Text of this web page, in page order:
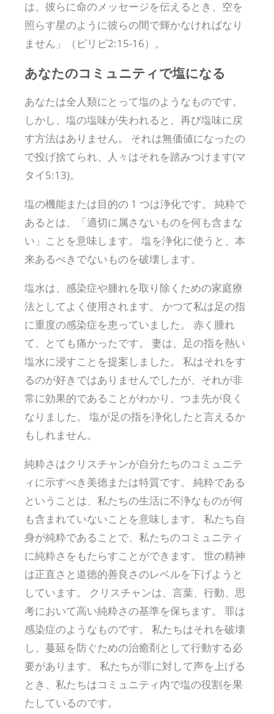
は、彼らに命のメッセージを伝えるとき、空を
照らす星のように彼らの間で輝かなければなり
ません」（ピリピ2:15-16）。
あなたのコミュニティで塩になる
あなたは全人類にとって塩のようなものです。
しかし、塩の塩味が失われると、再び塩味に戻
す方法はありません。 それは無価値になったの
で投げ捨てられ、人々はそれを踏みつけます(マ
タイ5:13)。
塩の機能または目的の 1 つは浄化です。 純粋で
あるとは、「適切に属さないものを何も含まな
い」ことを意味します。 塩を浄化に使うと、本
来あるべきでないものを破壊します。
塩水は、感染症や腫れを取り除くための家庭療
法としてよく使用されます。 かつて私は足の指
に重度の感染症を患っていました。 赤く腫れ
て、とても痛かったです。 妻は、足の指を熱い
塩水に浸すことを提案しました。 私はそれをす
るのが好きではありませんでしたが、それが非
常に効果的であることがわかり、つま先が良く
なりました。 塩が足の指を浄化したと言えるか
もしれません。
純粋さはクリスチャンが自分たちのコミュニテ
ィに示すべき美徳または特質です。 純粋である
ということは、私たちの生活に不浄なものが何
も含まれていないことを意味します。 私たち自
身が純粋であることで、私たちのコミュニティ
に純粋さをもたらすことができます。 世の精神
は正直さと道徳的善良さのレベルを下げようと
しています。 クリスチャンは、言葉、行動、思
考において高い純粋さの基準を保ちます。 罪は
感染症のようなものです。 私たちはそれを破壊
し、蔓延を防ぐための治癒剤として行動する必
要があります。 私たちが罪に対して声を上げる
とき、私たちはコミュニティ内で塩の役割を果
たしているのです。